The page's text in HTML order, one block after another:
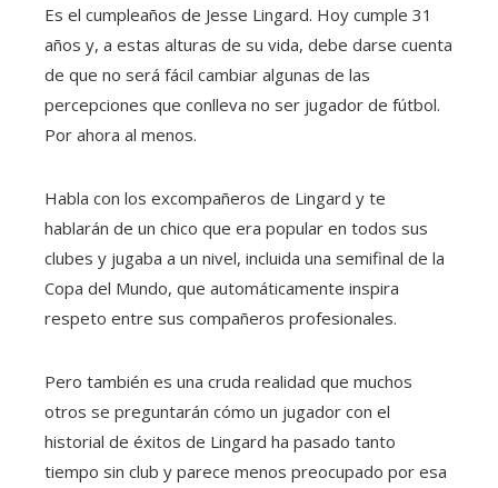
Es el cumpleaños de Jesse Lingard. Hoy cumple 31
años y, a estas alturas de su vida, debe darse cuenta
de que no será fácil cambiar algunas de las
percepciones que conlleva no ser jugador de fútbol.
Por ahora al menos.
Habla con los excompañeros de Lingard y te
hablarán de un chico que era popular en todos sus
clubes y jugaba a un nivel, incluida una semifinal de la
Copa del Mundo, que automáticamente inspira
respeto entre sus compañeros profesionales.
Pero también es una cruda realidad que muchos
otros se preguntarán cómo un jugador con el
historial de éxitos de Lingard ha pasado tanto
tiempo sin club y parece menos preocupado por esa